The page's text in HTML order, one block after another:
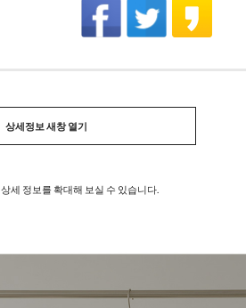
상세정보 새창 열기
상세 정보를 확대해 보실 수 있습니다.